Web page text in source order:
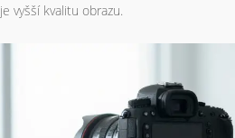
vyšší kvalitu obrazu.